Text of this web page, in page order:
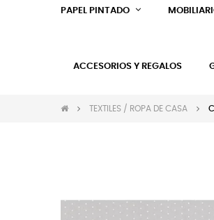
PAPEL PINTADO
ACCESORIOS Y REGALOS
TEXTILES / ROPA DE CASA